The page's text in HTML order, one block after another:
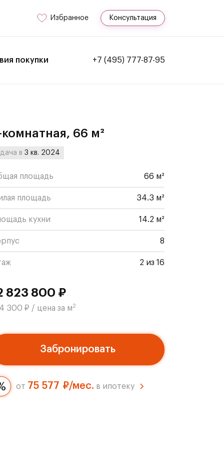
Избранное Консультация
покупки +7 (495) 777-87-95
комнатная, 66 м²
в3 кв. 2024
площадь 66 м²
площадь 34.3 м²
кухни 14.2 м²
8
2 из 16
823 800 ₽
300 ₽ / цена за м2
Забронировать
от 75 577 ₽/мес. в ипотеку